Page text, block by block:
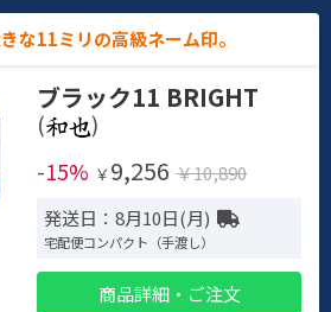
な11ミリの高級ネーム印。
ブラック11 BRIGHT
(
)
-15% ￥ 9,256 ￥10,890
発送日：8月10日(月)
宅配便コンパクト（手渡し）
商品詳細・ご注文